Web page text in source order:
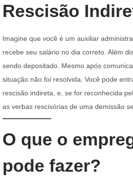
Rescisão
Imagine que você é um auxiliar
recebe seu salário no dia correto. Além
sendo depositado. Mesmo após
situação não foi resolvida. Você pode
rescisão indireta, e, se for reconhecida
as verbas rescisórias de uma demissão
O que o
pode fazer?